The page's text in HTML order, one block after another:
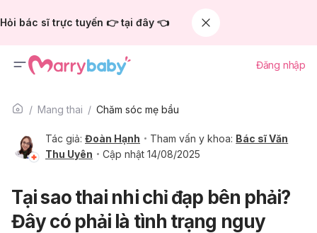
Hỏi bác sĩ trực tuyến 👉 tại đây 👈
Đăng nhập
Mang thai Chăm sóc mẹ bầu
Tác giả: Đoàn Hạnh Tham vấn y khoa: Bác sĩ Văn
Thu Uyên
Cập nhật 14/08/2025
Tại sao thai nhi chỉ đạp bên phải?
Đây có phải là tình trạng nguy